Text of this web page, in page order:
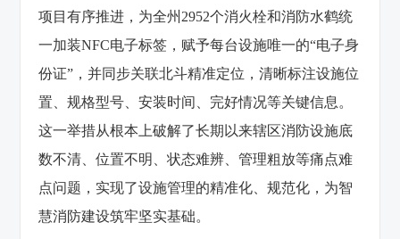
项目有序推进，为全州2952个消火栓和消防水鹤统
一加装NFC电子标签，赋予每台设施唯一的“电子身
份证”，并同步关联北斗精准定位，清晰标注设施位
置、规格型号、安装时间、完好情况等关键信息。
这一举措从根本上破解了长期以来辖区消防设施底
数不清、位置不明、状态难辨、管理粗放等痛点难
点问题，实现了设施管理的精准化、规范化，为智
慧消防建设筑牢坚实基础。